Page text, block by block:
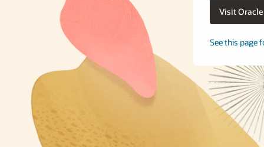
Visit
See this page